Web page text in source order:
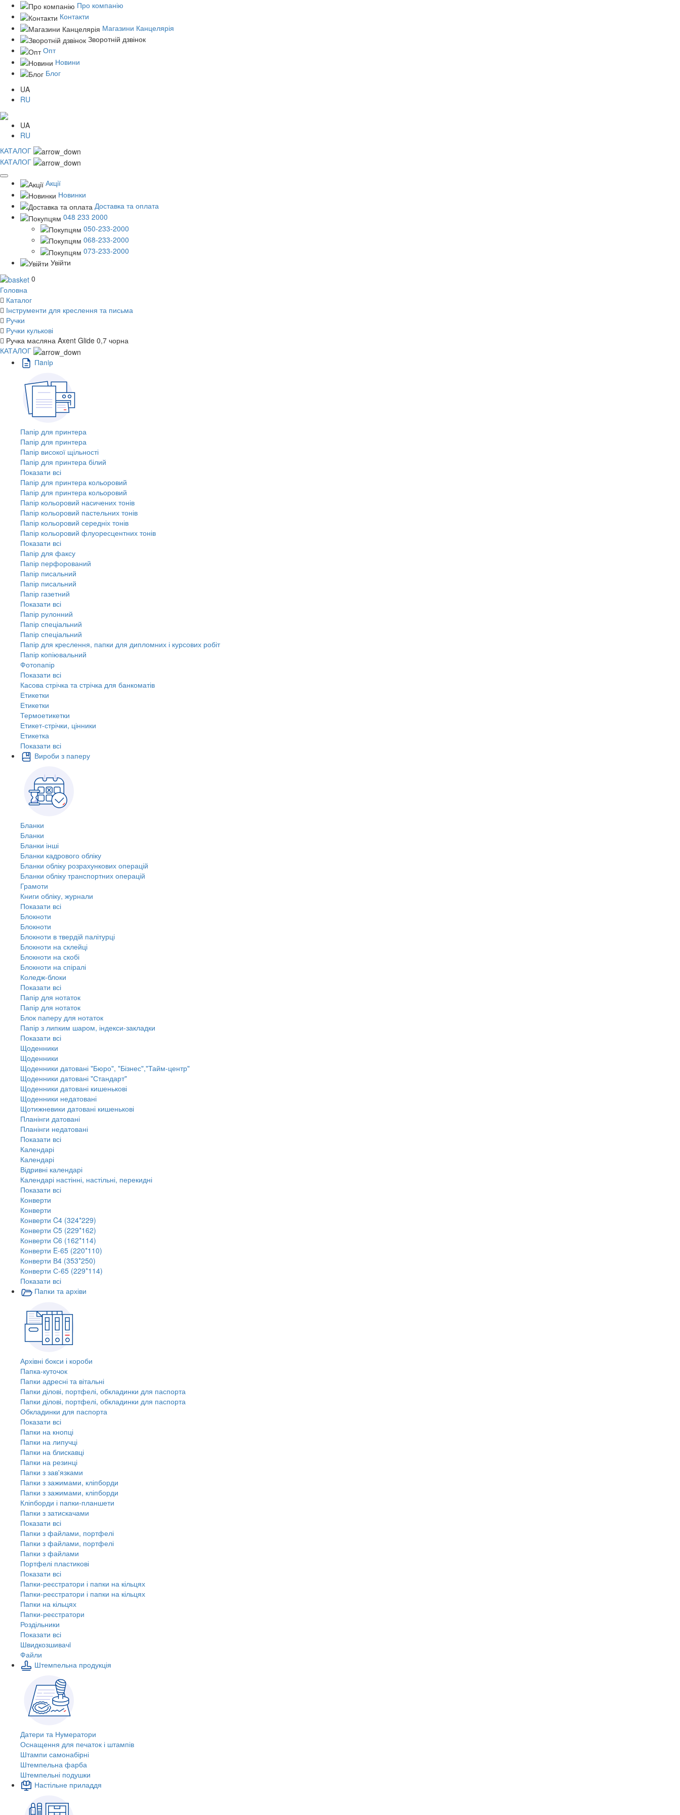
Про компанію
Контакти
Магазини Канцелярія
Зворотній дзвінок
Опт
Новини
Блог
UA
RU
UA
RU
КАТАЛОГ
КАТАЛОГ
Акції
Новинки
Доставка та оплата
048 233 2000
050-233-2000
068-233-2000
073-233-2000
Увійти
0
Головна
Каталог
Інструменти для креслення та письма
Ручки
Ручки кулькові
Ручка масляна Axent Glide 0,7 чорна
КАТАЛОГ
Пaпiр
Папір для принтера
Папір для принтера
Папір високої щільності
Папір для принтера білий
Показати всі
Папір для принтера кольоровий
Папір для принтера кольоровий
Папір кольоровий насичених тонів
Папір кольоровий пастельних тонів
Папір кольоровий середніх тонів
Папір кольоровий флуоресцентних тонів
Показати всі
Папір для факсу
Папір перфорований
Папір писальний
Папір писальний
Папір газетний
Показати всі
Папір рулонний
Папір спеціальний
Папір спеціальний
Папір для креслення, папки для дипломних і курсових робіт
Папір копіювальний
Фотопапір
Показати всі
Касова стрічка та стрічка для банкоматів
Етикетки
Етикетки
Термоетикетки
Етикет-стрічки, цінники
Етикетка
Показати всі
Вироби з паперу
Бланки
Бланки
Бланки інші
Бланки кадрового обліку
Бланки обліку розрахункових операцій
Бланки обліку транспортних операцій
Грамоти
Книги обліку, журнали
Показати всі
Блокноти
Блокноти
Блокноти в твердій палітурці
Блокноти на склейці
Блокноти на скобі
Блокноти на спіралі
Коледж-блоки
Показати всі
Папір для нотаток
Папір для нотаток
Блок паперу для нотаток
Папір з липким шаром, індекси-закладки
Показати всі
Щоденники
Щоденники
Щоденники датовані "Бюро", "Бізнес","Тайм-центр"
Щоденники датовані "Стандарт"
Щоденники датовані кишенькові
Щоденники недатовані
Щотижневики датовані кишенькові
Планінги датовані
Планінги недатовані
Показати всі
Календарі
Календарі
Відривні календарі
Календарі настінні, настільні, перекидні
Показати всі
Конверти
Конверти
Конверти C4 (324*229)
Конверти C5 (229*162)
Конверти C6 (162*114)
Конверти E-65 (220*110)
Конверти В4 (353*250)
Конверти С-65 (229*114)
Показати всі
Папки та архіви
Архівні бокси і короби
Папка-куточок
Папки адресні та вітальні
Папки ділові, портфелі, обкладинки для паспорта
Папки ділові, портфелі, обкладинки для паспорта
Обкладинки для паспорта
Показати всі
Папки на кнопці
Папки на липучці
Папки на блискавці
Папки на резинці
Папки з зав'язками
Папки з зажимами, кліпборди
Папки з зажимами, кліпборди
Кліпборди і папки-планшети
Папки з затискачами
Показати всі
Папки з файлами, портфелі
Папки з файлами, портфелі
Папки з файлами
Портфелі пластикові
Показати всі
Папки-реєстратори і папки на кільцях
Папки-реєстратори і папки на кільцях
Папки на кільцях
Папки-реєстратори
Роздільники
Показати всі
Швидкозшивачi
Файли
Штемпельна продукція
Датери та Нумератори
Оснащення для печаток і штампів
Штампи самонабірні
Штемпельна фарба
Штемпельні подушки
Настільне приладдя